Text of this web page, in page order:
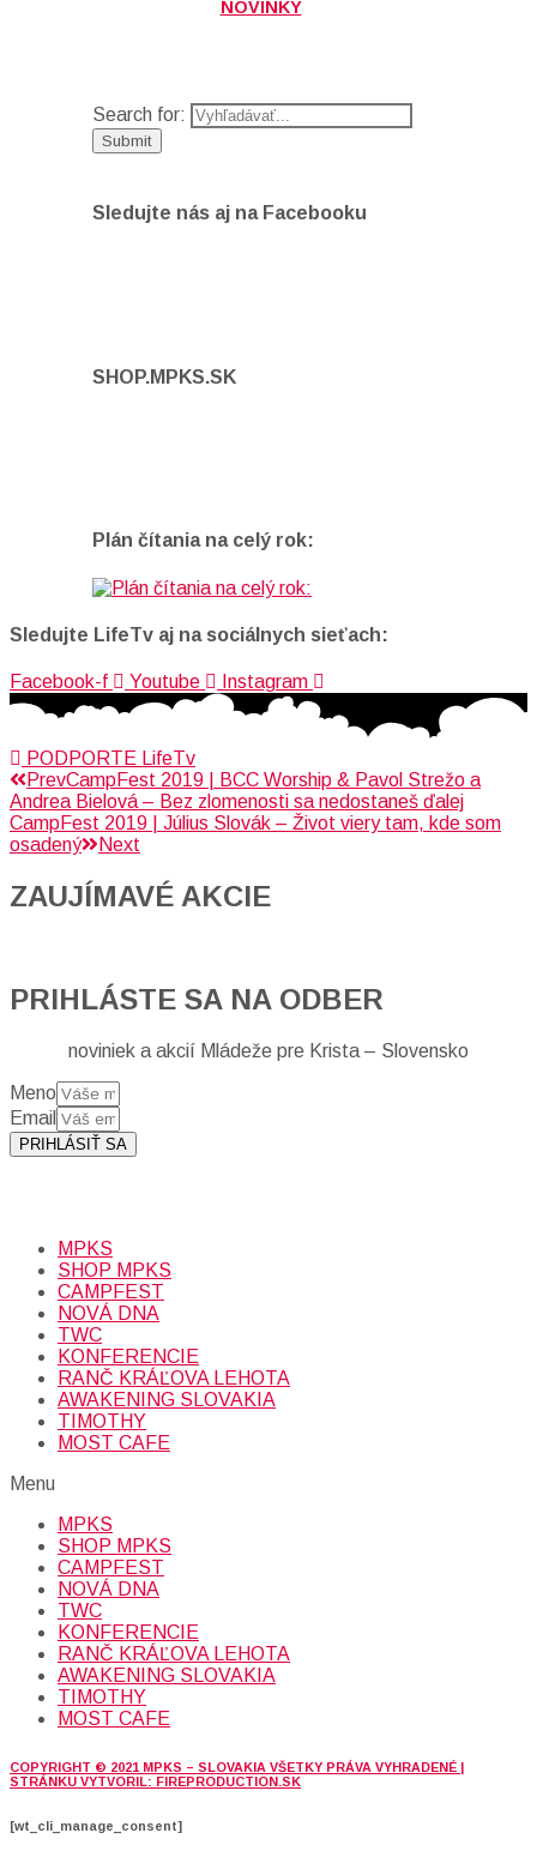
NOVINKY
Search for:
Sledujte nás aj na Facebooku
SHOP.MPKS.SK
Plán čítania na celý rok:
Sledujte LifeTv aj na sociálnych sieťach:
Facebook-f Youtube Instagram
PODPORTE LifeTv
PrevCampFest 2019 | BCC Worship & Pavol Strežo a
Andrea Bielová – Bez zlomenosti sa nedostaneš ďalej
CampFest 2019 | Július Slovák – Život viery tam, kde som
osadený
Next
ZAUJÍMAVÉ AKCIE​
PRIHLÁSTE SA NA ODBER
noviniek a akcií Mládeže pre Krista – Slovensko
Meno
Email
PRIHLÁSIŤ SA
MPKS
SHOP MPKS
CAMPFEST
NOVÁ DNA
TWC
KONFERENCIE
RANČ KRÁĽOVA LEHOTA
AWAKENING SLOVAKIA
TIMOTHY
MOST CAFE
Menu
MPKS
SHOP MPKS
CAMPFEST
NOVÁ DNA
TWC
KONFERENCIE
RANČ KRÁĽOVA LEHOTA
AWAKENING SLOVAKIA
TIMOTHY
MOST CAFE
COPYRIGHT © 2021 MPKS – SLOVAKIA VŠETKY PRÁVA VYHRADENÉ |
STRÁNKU VYTVORIL: FIREPRODUCTION.SK
[wt_cli_manage_consent]